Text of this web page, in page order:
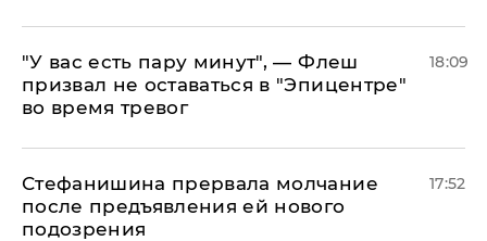
​"У вас есть пару минут", — Флеш
призвал не оставаться в "Эпицентре"
во время тревог
18:09
Стефанишина прервала молчание
после предъявления ей нового
подозрения
17:52